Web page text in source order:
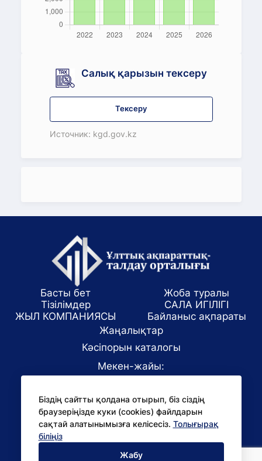
Салық қарызын тексеру
Тексеру
Источник: kgd.gov.kz
Біздің сайтты қолдана отырып, біз сіздің
браузеріңізде куки (cookies) файлдарын
сақтай алатынымызға келісесіз. Толығырақ
біліңіз
Жабу
Басты бет
Жоба туралы
Тізілімдер
САЛА ИГІЛІГІ
ЖЫЛ КОМПАНИЯСЫ
Байланыс ақпараты
Жаңалықтар
Кәсіпорын каталогы
Мекен-жайы:
E-mail:
office@niac.kz
pr@niac.kz